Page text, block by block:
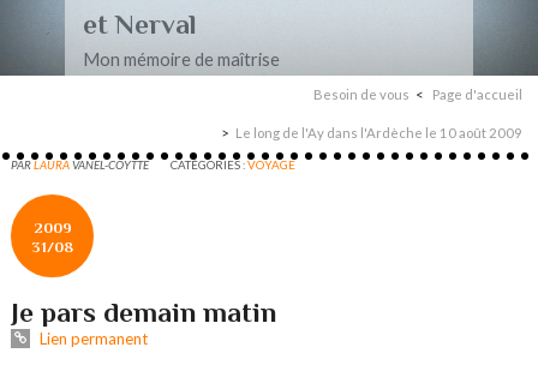
et Nerval
Mon mémoire de maîtrise
Besoin de vous Page d'accueil
Le long de l'Ay dans l'Ardèche le 10 août 2009
PARLAURAVANEL-COYTTE CATÉGORIES :VOYAGE
2009
31/08
Je pars demain matin
Lien permanent